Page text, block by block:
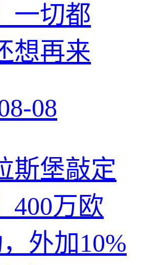
一切都
想再来
08
斯堡敲定
400万欧
外加10%